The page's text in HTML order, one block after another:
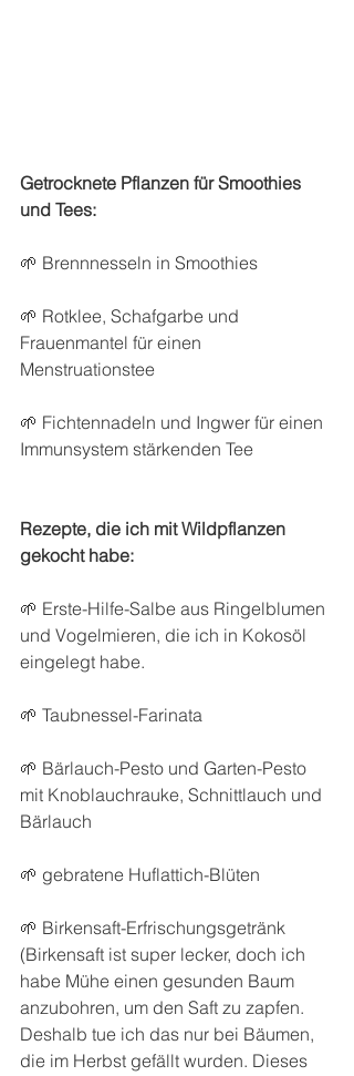
Getrocknete Pflanzen für Smoothies
und Tees:
🌱 Brennnesseln in Smoothies
🌱 Rotklee, Schafgarbe und
Frauenmantel für einen
Menstruationstee
🌱 Fichtennadeln und Ingwer für einen
Immunsystem stärkenden Tee
Rezepte, die ich mit Wildpflanzen
gekocht habe:
🌱 Erste-Hilfe-Salbe aus Ringelblumen
und Vogelmieren, die ich in Kokosöl
eingelegt habe.
🌱 Taubnessel-Farinata
🌱 Bärlauch-Pesto und Garten-Pesto
mit Knoblauchrauke, Schnittlauch und
Bärlauch
🌱 gebratene Huflattich-Blüten
🌱 Birkensaft-Erfrischungsgetränk
(Birkensaft ist super lecker, doch ich
habe Mühe einen gesunden Baum
anzubohren, um den Saft zu zapfen.
Deshalb tue ich das nur bei Bäumen,
die im Herbst gefällt wurden. Dieses